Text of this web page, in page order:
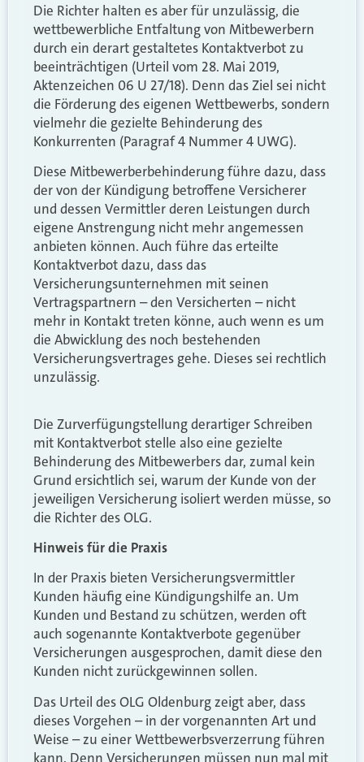
Die Richter halten es aber für unzulässig, die
wettbewerbliche Entfaltung von Mitbewerbern
durch ein derart gestaltetes Kontaktverbot zu
beeinträchtigen (Urteil vom 28. Mai 2019,
Aktenzeichen 06 U 27/18). Denn das Ziel sei nicht
die Förderung des eigenen Wettbewerbs, sondern
vielmehr die gezielte Behinderung des
Konkurrenten (Paragraf 4 Nummer 4 UWG).
Diese Mitbewerberbehinderung führe dazu, dass
der von der Kündigung betroffene Versicherer
und dessen Vermittler deren Leistungen durch
eigene Anstrengung nicht mehr angemessen
anbieten können. Auch führe das erteilte
Kontaktverbot dazu, dass das
Versicherungsunternehmen mit seinen
Vertragspartnern – den Versicherten – nicht
mehr in Kontakt treten könne, auch wenn es um
die Abwicklung des noch bestehenden
Versicherungsvertrages gehe. Dieses sei rechtlich
unzulässig.
Die Zurverfügungstellung derartiger Schreiben
mit Kontaktverbot stelle also eine gezielte
Behinderung des Mitbewerbers dar, zumal kein
Grund ersichtlich sei, warum der Kunde von der
jeweiligen Versicherung isoliert werden müsse, so
die Richter des OLG.
Hinweis für die Praxis
In der Praxis bieten Versicherungsvermittler
Kunden häufig eine Kündigungshilfe an. Um
Kunden und Bestand zu schützen, werden oft
auch sogenannte Kontaktverbote gegenüber
Versicherungen ausgesprochen, damit diese den
Kunden nicht zurückgewinnen sollen.
Das Urteil des OLG Oldenburg zeigt aber, dass
dieses Vorgehen – in der vorgenannten Art und
Weise – zu einer Wettbewerbsverzerrung führen
kann. Denn Versicherungen müssen nun mal mit